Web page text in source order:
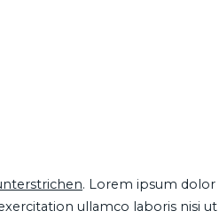
. Lorem ipsum dolor
ullamco laboris nisi